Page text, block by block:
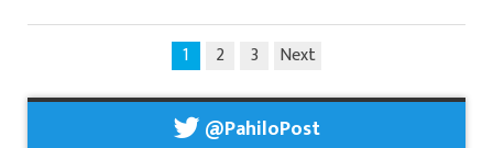
1 2 3 Next
@PahiloPost